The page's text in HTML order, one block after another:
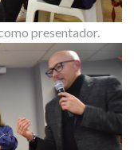
presentador.